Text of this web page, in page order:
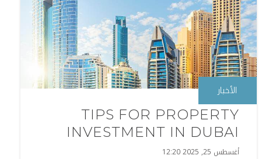
الأخبار
TIPS FOR PROPERTY
INVESTMENT IN DUBAI
أغسطس 25, 2025 12:20